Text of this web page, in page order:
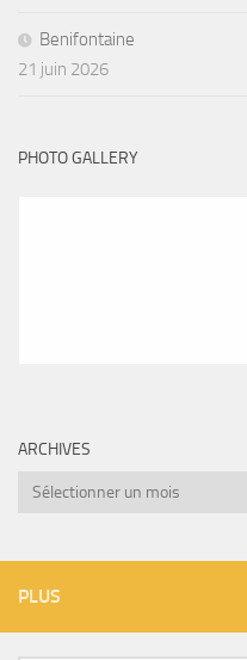
Benifontaine
21 juin 2026
PHOTO GALLERY
ARCHIVES
Archives
PLUS